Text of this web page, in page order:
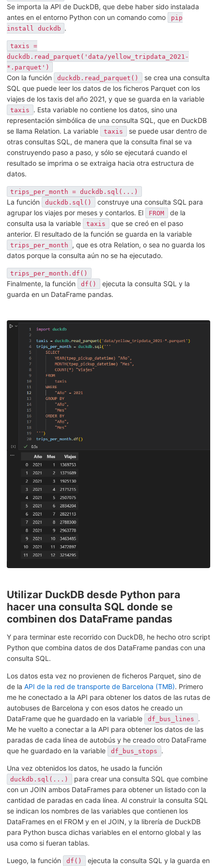
Se importa la API de DuckDB, que debe haber sido instalada
antes en el entorno Python con un comando como
pip
install duckdb .
taxis =
duckdb.read_parquet('data/yellow_tripdata_2021-
*.parquet')
Con la función duckdb.read_parquet()
se crea una consulta
SQL que puede leer los datos de los ficheros Parquet con los
viajes de los taxis del año 2021, y que se guarda en la variable
taxis
. Esta variable no contiene los datos, sino una
representación simbólica de una consulta SQL, que en DuckDB
se llama Relation. La variable
taxis
se puede usar dentro de
otras consultas SQL, de manera que la consulta final se va
construyendo paso a paso, y sólo se ejecutará cuando el
resultado se imprima o se extraiga hacia otra estructura de
datos.
trips_per_month = duckdb.sql(...)
La función duckdb.sql()
construye una consulta SQL para
agrupar los viajes por meses y contarlos. El
FROM
de la
consulta usa la variable
taxis
que se creó en el paso
anterior. El resultado de la función se guarda en la variable
trips_per_month
, que es otra Relation, o sea no guarda los
datos porque la consulta aún no se ha ejecutado.
trips_per_month.df()
Finalmente, la función df()
ejecuta la consulta SQL y la
guarda en un DataFrame pandas.
Utilizar DuckDB desde Python para
hacer una consulta SQL donde se
combinen dos DataFrame pandas
Y para terminar este recorrido con DuckDB, he hecho otro script
Python que combina datos de dos DataFrame pandas con una
consulta SQL.
Los datos esta vez no provienen de ficheros Parquet, sino de
de la API de la red de transporte de Barcelona (TMB). Primero
me he conectado a la API para obtener los datos de las rutas de
autobuses de Barcelona y con esos datos he creado un
DataFrame que he guardado en la variable
df_bus_lines
.
Me he vuelto a conectar a la API para obtener los datos de las
paradas de cada línea de autobús y he creado otro DataFrame
que he guardado en la variable
df_bus_stops .
Una vez obtenidos los datos, he usado la función
duckdb.sql(...)
para crear una consulta SQL que combine
con un JOIN ambos DataFrames para obtener un listado con la
cantidad de paradas en cada línea. Al construir la consulta SQL
se indican los nombres de las variables que contienen los
DataFrames en el FROM y en el JOIN, y la librería de DuckDB
para Python busca dichas variables en el entorno global y las
usa como si fueran tablas.
Luego, la función df()
ejecuta la consulta SQL y la guarda en